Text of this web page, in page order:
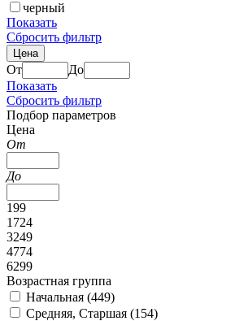
черный
Показать
Сбросить фильтр
Цена
От
До
Показать
Сбросить фильтр
Подбор параметров
Цена
От
До
199
1724
3249
4774
6299
Возрастная группа
Начальная (449)
Средняя, Старшая (154)